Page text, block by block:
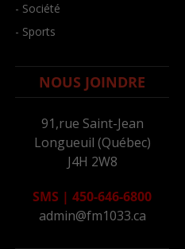
- Société
- Sports
NOUS JOINDRE
91,rue Saint-Jean
Longueuil (Québec)
J4H 2W8
SMS | 450-646-6800
admin@fm1033.ca